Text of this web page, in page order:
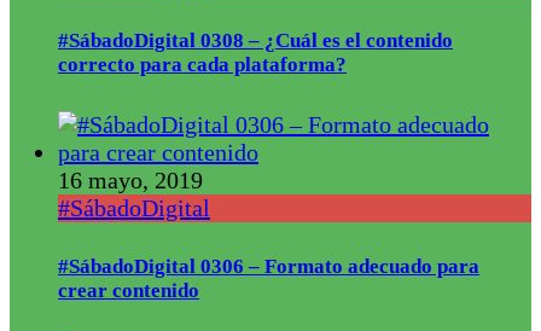
#SábadoDigital 0308 – ¿Cuál es el contenido
correcto para cada plataforma?
16 mayo, 2019
#SábadoDigital
#SábadoDigital 0306 – Formato adecuado para
crear contenido